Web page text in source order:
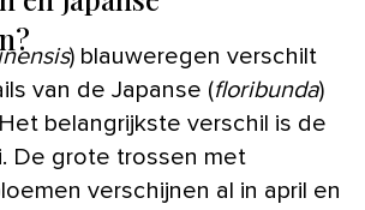
) blauweregen verschilt
van de Japanse (floribunda)
belangrijkste verschil is de
De grote trossen met
verschijnen al in april en